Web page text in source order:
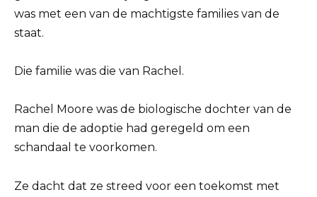
was met een van de machtigste families van de
staat.
Die familie was die van Rachel.
Rachel Moore was de biologische dochter van de
man die de adoptie had geregeld om een
schandaal te voorkomen.
Ze dacht dat ze streed voor een toekomst met